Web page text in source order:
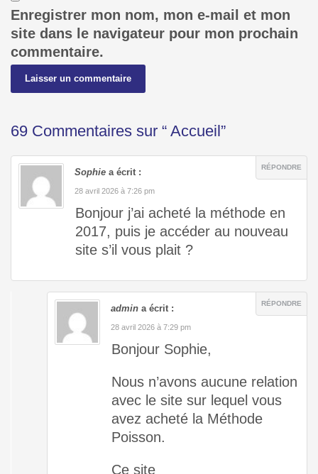
Enregistrer mon nom, mon e-mail et mon
site dans le navigateur pour mon prochain
commentaire.
69 Commentaires sur “ Accueil”
Sophie a écrit : RÉPONDRE
28 avril 2026 à 7:26 pm
Bonjour j’ai acheté la méthode en
2017, puis je accéder au nouveau
site s’il vous plait ?
admin a écrit : RÉPONDRE
28 avril 2026 à 7:29 pm
Bonjour Sophie,
Nous n’avons aucune relation
avec le site sur lequel vous
avez acheté la Méthode
Poisson.
Ce site